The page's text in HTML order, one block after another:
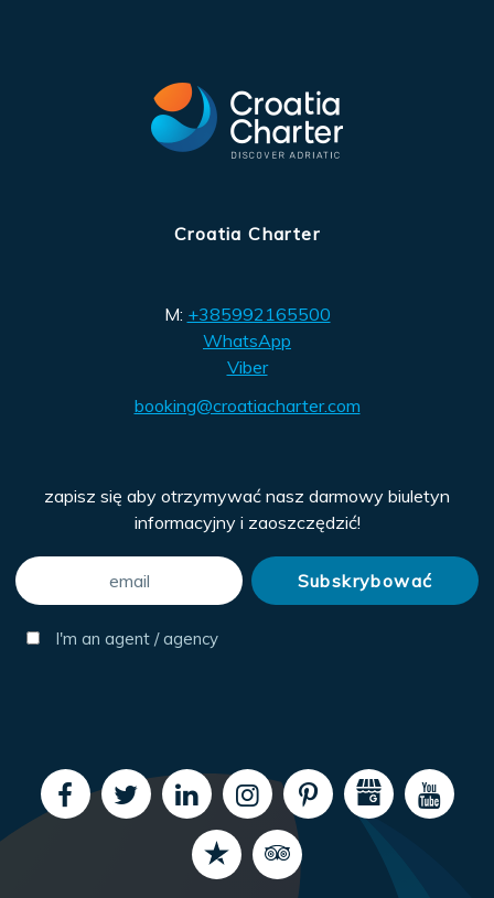
Croatia Charter
M: +385992165500
WhatsApp
Viber
booking@croatiacharter.com
zapisz się aby otrzymywać nasz darmowy biuletyn
informacyjny i zaoszczędzić!
I'm an agent / agency